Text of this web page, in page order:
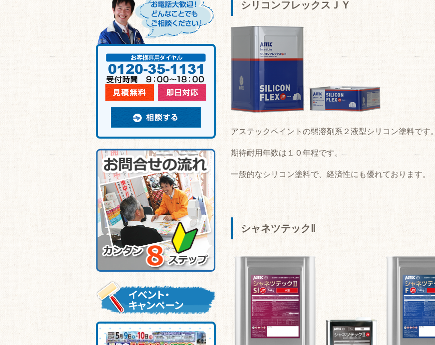
シリコンフレックスＪＹ
アステックペイントの弱溶剤系２液型シリコン塗料です。
期待耐用年数は１０年程です。
一般的なシリコン塗料で、経済性にも優れております。
シャネツテックⅡ